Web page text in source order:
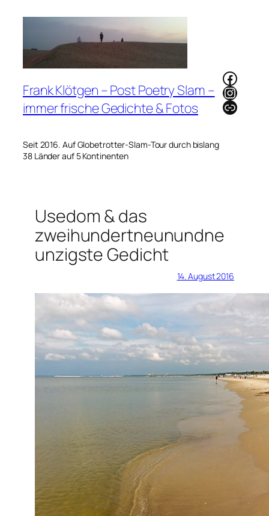
Frank Klötgen – Post Poetry Slam –
immer frische Gedichte & Fotos
Seit 2016. Auf Globetrotter-Slam-Tour durch bislang
38 Länder auf 5 Kontinenten
Link
Usedom & das
zweihundertneunundne
unzigste Gedicht
14. August 2016